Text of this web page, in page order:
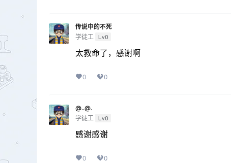
传说中的不死
学徒工 Lv0
太救命了，感谢啊
0 0
@..@.
学徒工 Lv0
感谢感谢
0 0